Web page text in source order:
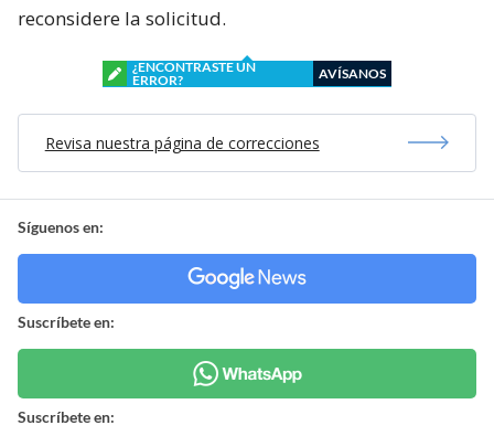
reconsidere la solicitud.
¿ENCONTRASTE UN
ERROR?
AVÍSANOS
Revisa nuestra página de correcciones
Síguenos en:
Suscríbete en:
Suscríbete en: